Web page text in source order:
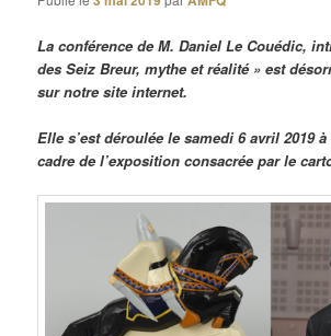
La conférence de M. Daniel Le Couédic,
des Seiz Breur, mythe et réalité » est
sur notre site internet.
Elle s’est déroulée le samedi 6 avril 2019
cadre de l’exposition consacrée par le